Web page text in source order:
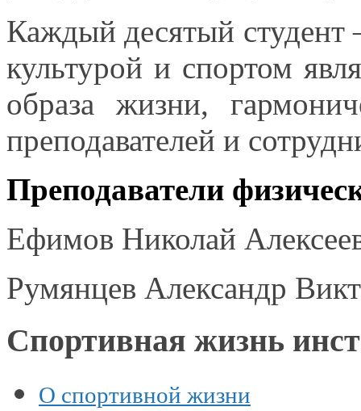
Каждый десятый студент
культурой и спортом
образа жизни,
преподавателей и
Преподаватели
Ефимов Николай
Румянцев Александр
Спортивная жизнь
О спортивной жизни